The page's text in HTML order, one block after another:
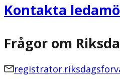
Kontakta
Frågor om